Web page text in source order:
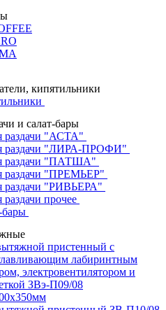
кипятильники
и салат-бары
раздачи "АСТА"
раздачи "ЛИРА-ПРОФИ"
раздачи "ПАТША"
раздачи "ПРЕМЬЕР"
раздачи "РИВЬЕРА"
прочее
бары
пристенный с
лабиринтным
электровентилятором и
ЗВэ-П09/08